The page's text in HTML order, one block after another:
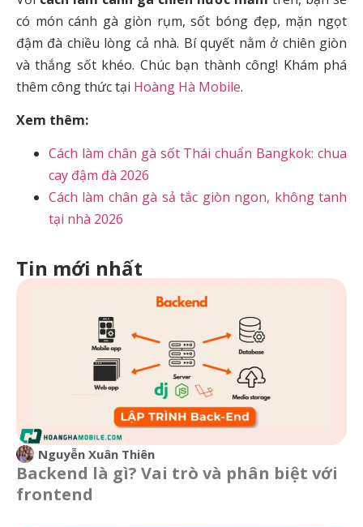
có món cánh gà giòn rụm, sốt bóng đẹp, mặn ngọt
đậm đà chiều lòng cả nhà. Bí quyết nằm ở chiên giòn
và thắng sốt khéo. Chúc bạn thành công! Khám phá
thêm công thức tại Hoàng Hà Mobile.
Xem thêm:
Cách làm chân gà sốt Thái chuẩn Bangkok: chua
cay đậm đà 2026
Cách làm chân gà sả tắc giòn ngon, không tanh
tại nhà 2026
Tin mới nhất
Nguyễn Xuân Thiên
Backend là gì? Vai trò và phân biệt với
frontend